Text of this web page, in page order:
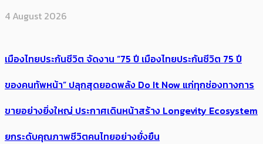
4 August 2026
เมืองไทยประกันชีวิต จัดงาน “75 ปี เมืองไทยประกันชีวิต 75 ปี
ของคนทัพหน้า” ปลุกสุดยอดพลัง Do It Now แก่ทุกช่องทางการ
ขายอย่างยิ่งใหญ่ ประกาศเดินหน้าสร้าง Longevity Ecosystem
ยกระดับคุณภาพชีวิตคนไทยอย่างยั่งยืน